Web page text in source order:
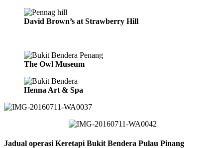
David Brown’s at Strawberry Hill
The Owl Museum
Henna Art & Spa
Jadual operasi Keretapi Bukit Bendera Pulau Pinang